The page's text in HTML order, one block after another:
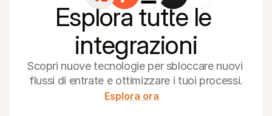
Esplora tutte le
integrazioni
Scopri nuove tecnologie per sbloccare nuovi
flussi di entrate e ottimizzare i tuoi processi.
Esplora ora